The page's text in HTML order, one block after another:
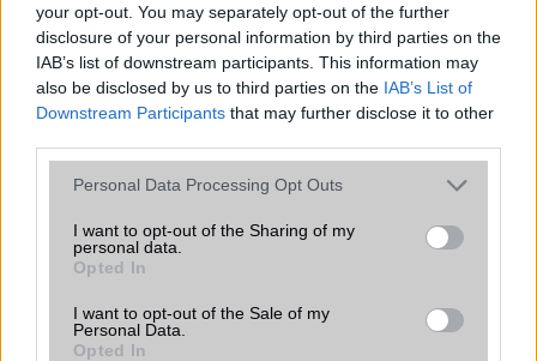
your opt-out. You may separately opt-out of the further
disclosure of your personal information by third parties on the
IAB’s list of downstream participants. This information may
also be disclosed by us to third parties on the IAB’s List of
Downstream Participants that may further disclose it to other
Please note that this website/app uses one or more Google
not limited to your visit or usage behaviour. You may click to
grant or deny consent to Google and its third-party tags to
use your data for below specified purposes in below Google
consent section.
Personal Data Processing Opt Outs
I want to opt-out of the Sharing of my
personal data.
Opted In
I want to opt-out of the Sale of my
Personal Data.
Opted In
Samsung Galaxy S26